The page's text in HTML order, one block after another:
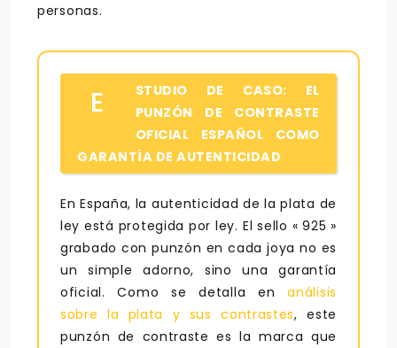
personas.
E
STUDIO DE CASO: EL
PUNZÓN DE CONTRASTE
OFICIAL ESPAÑOL COMO
GARANTÍA DE AUTENTICIDAD
En España, la autenticidad de la plata de
ley está protegida por ley. El sello « 925 »
grabado con punzón en cada joya no es
un simple adorno, sino una garantía
oficial. Como se detalla enanálisis
sobre la plata y sus contrastes, este
punzón de contraste es la marca que